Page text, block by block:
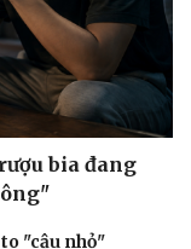
bia đang
"cậu nhỏ"